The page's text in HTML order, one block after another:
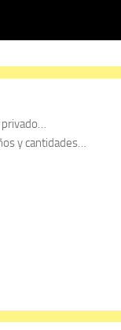
y cantidades…